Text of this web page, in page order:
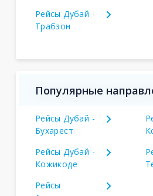
Рейсы Дубай -
Трабзон
Популярные
Рейсы Дубай -
Бухарест
Рейсы Дубай -
Кожикоде
Рейсы